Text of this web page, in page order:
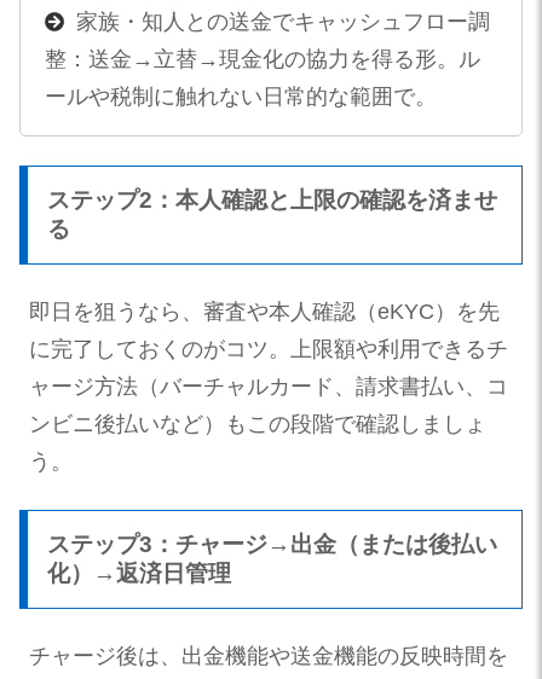
家族・知人との送金でキャッシュフロー調
整：送金→立替→現金化の協力を得る形。ル
ールや税制に触れない日常的な範囲で。
ステップ2：本人確認と上限の確認を済ませ
る
即日を狙うなら、審査や本人確認（eKYC）を先
に完了しておくのがコツ。上限額や利用できるチ
ャージ方法（バーチャルカード、請求書払い、コ
ンビニ後払いなど）もこの段階で確認しましょ
う。
ステップ3：チャージ→出金（または後払い
化）→返済日管理
チャージ後は、出金機能や送金機能の反映時間を